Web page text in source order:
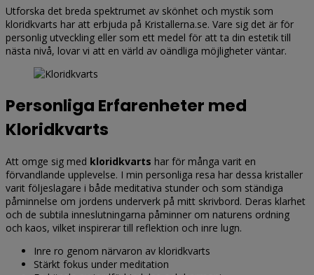
Utforska det breda spektrumet av skönhet och mystik som
kloridkvarts har att erbjuda på Kristallerna.se. Vare sig det är för
personlig utveckling eller som ett medel för att ta din estetik till
nästa nivå, lovar vi att en värld av oändliga möjligheter väntar.
Personliga Erfarenheter med
Kloridkvarts
Att omge sig med kloridkvarts har för många varit en
förvandlande upplevelse. I min personliga resa har dessa kristaller
varit följeslagare i både meditativa stunder och som ständiga
påminnelse om jordens underverk på mitt skrivbord. Deras klarhet
och de subtila inneslutningarna påminner om naturens ordning
och kaos, vilket inspirerar till reflektion och inre lugn.
Inre ro genom närvaron av kloridkvarts
Stärkt fokus under meditation